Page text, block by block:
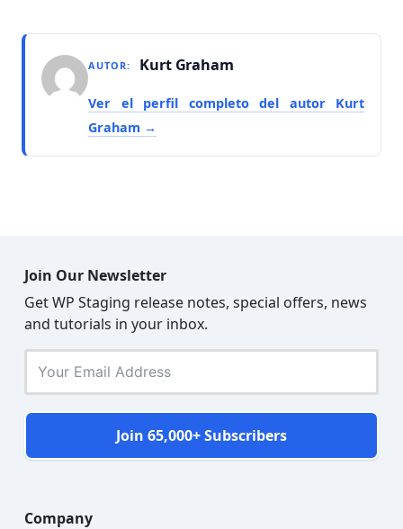
AUTOR: Kurt Graham
Ver el perfil completo del autor Kurt
Graham
Join Our Newsletter
Get WP Staging release notes, special offers, news
and tutorials in your inbox.
Join 65,000+ Subscribers
Company